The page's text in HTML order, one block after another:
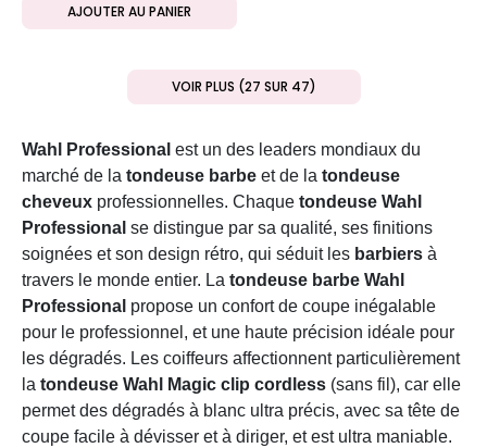
AJOUTER AU PANIER
VOIR PLUS (27 SUR 47)
Wahl Professional est un des leaders mondiaux du
marché de la tondeuse barbe et de la tondeuse
cheveux professionnelles. Chaque tondeuse Wahl
Professional se distingue par sa qualité, ses finitions
soignées et son design rétro, qui séduit les barbiers à
travers le monde entier. La tondeuse barbe Wahl
Professional propose un confort de coupe inégalable
pour le professionnel, et une haute précision idéale pour
les dégradés. Les coiffeurs affectionnent particulièrement
la tondeuse Wahl Magic clip cordless (sans fil), car elle
permet des dégradés à blanc ultra précis, avec sa tête de
coupe facile à dévisser et à diriger, et est ultra maniable.